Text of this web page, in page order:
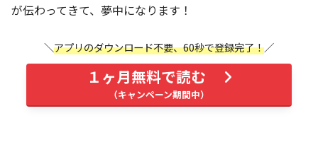
が伝わってきて、夢中になります！
アプリのダウンロード不要、60秒で登録完了！
１ヶ月無料で読む